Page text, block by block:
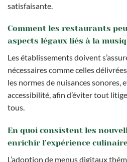
satisfaisante.
Comment les restaurants
aspects légaux liés à la
Les établissements doivent
nécessaires comme celles
les normes de nuisances sonores,
accessibilité, afin d’éviter tout
tous.
En quoi consistent les
enrichir l’expérience
L’adoption de menus digitaux